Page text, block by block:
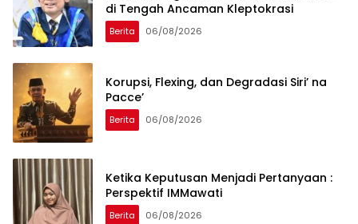
di Tengah Ancaman Kleptokrasi
Berita 06/08/2026
Korupsi, Flexing, dan Degradasi Siri’ na
Pacce’
Berita 06/08/2026
Ketika Keputusan Menjadi Pertanyaan :
Perspektif IMMawati
Berita 06/08/2026